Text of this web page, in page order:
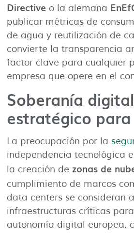
Directive o la alemana
publicar métricas de
de agua y reutilización de
convierte la transparencia
factor clave para cualquier
empresa que opere en el
Soberanía
estratégico
La preocupación por la
independencia tecnológica
la creación de zonas de
cumplimiento de marcos
data centers se consideran
infraestructuras críticas
autonomía digital europea,